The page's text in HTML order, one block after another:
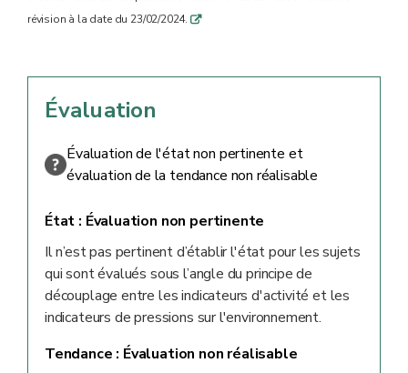
révision à la date du 23/02/2024. q
Évaluation
Évaluation de l'état non pertinente et
évaluation de la tendance non réalisable
État : Évaluation non pertinente
Il n’est pas pertinent d’établir l'état pour les sujets
qui sont évalués sous l’angle du principe de
découplage entre les indicateurs d'activité et les
indicateurs de pressions sur l'environnement.
Tendance : Évaluation non réalisable